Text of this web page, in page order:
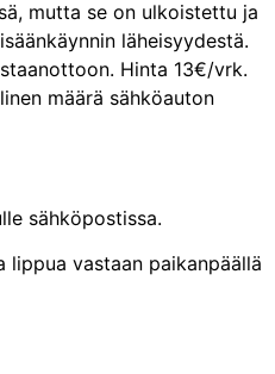
mutta se on ulkoistettu ja
läheisyydestä.
Hinta 13€/vrk.
määrä sähköauton
sähköpostissa.
lippua vastaan paikanpäällä